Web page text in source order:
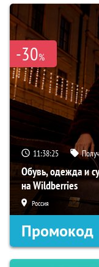
-30%
11:38:24
Обувь, одежда и
на Wildberries
Россия
Промокод